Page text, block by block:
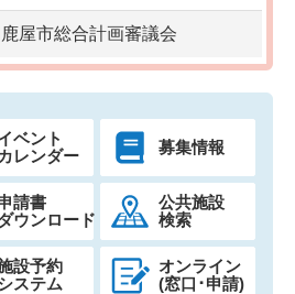
屋市総合計画審議会
ベント
カレンダー
募集情報
請書
ウンロード
公共施設
検索
設予約
ステム
オンライン
(窓口･申請)